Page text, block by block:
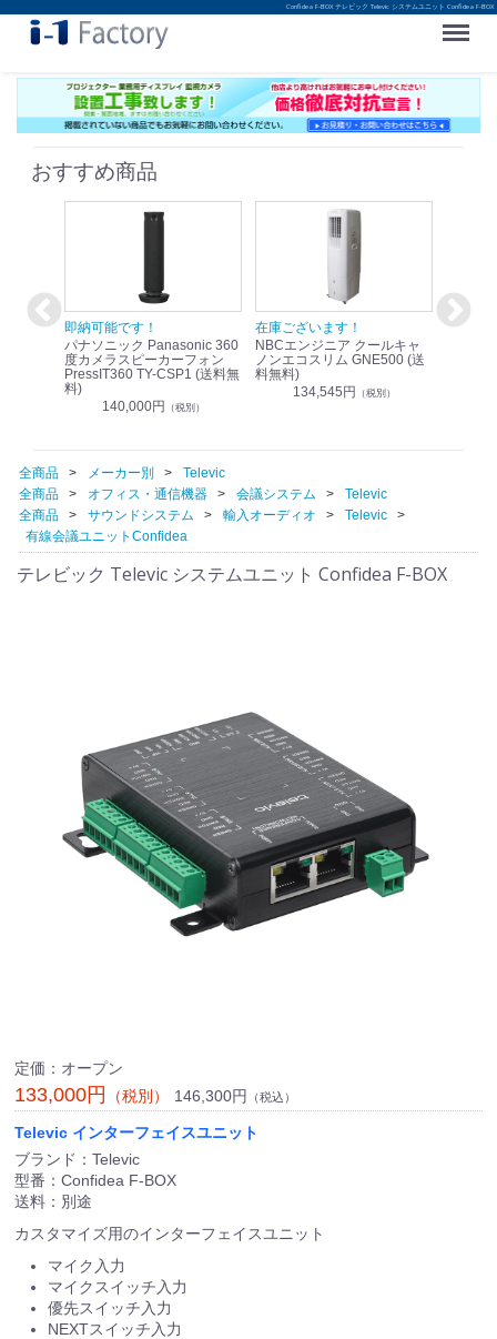
Confidea F-BOX テレビック Televic システムユニット Confidea F-BOX
Menu
おすすめ商品
即納可能です！
パナソニック Panasonic 360
度カメラスピーカーフォン
PressIT360 TY-CSP1 (送料無
料)
140,000円 （税別）
在庫ございます！
NBCエンジニア クールキャ
ノンエコスリム GNE500 (送
料無料)
134,545円 （税別）
即納可
全商品 メーカー別
Televic
全商品
オフィス・通信機器 会議システム
Televic
全商品
サウンドシステム 輸入オーディオ
Televic
有線会議ユニットConfidea
テレビック Televic システムユニット Confidea F-BOX
定価：オープン
133,000円 （税別） 146,300円 （税込）
Televic インターフェイスユニット
ブランド：Televic
型番：Confidea F-BOX
送料：別途
カスタマイズ用のインターフェイスユニット
マイク入力
マイクスイッチ入力
優先スイッチ入力
NEXTスイッチ入力